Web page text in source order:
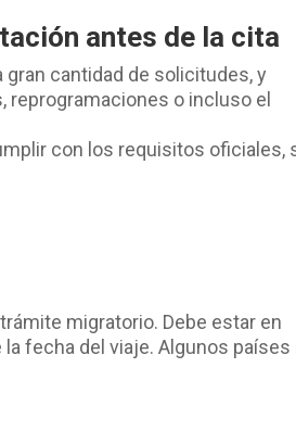
antes de la cita
cantidad de solicitudes, y
o incluso el
con los requisitos oficiales,
migratorio. Debe estar en
fecha del viaje. Algunos países